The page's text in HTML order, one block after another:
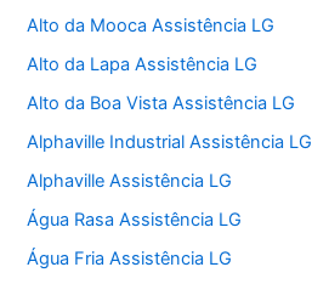
Alto da Mooca Assistência LG
Alto da Lapa Assistência LG
Alto da Boa Vista Assistência LG
Alphaville Industrial Assistência LG
Alphaville Assistência LG
Água Rasa Assistência LG
Água Fria Assistência LG